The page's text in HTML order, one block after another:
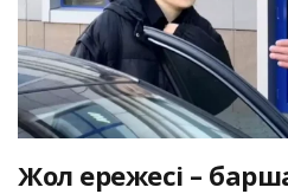
Жол ережесі –